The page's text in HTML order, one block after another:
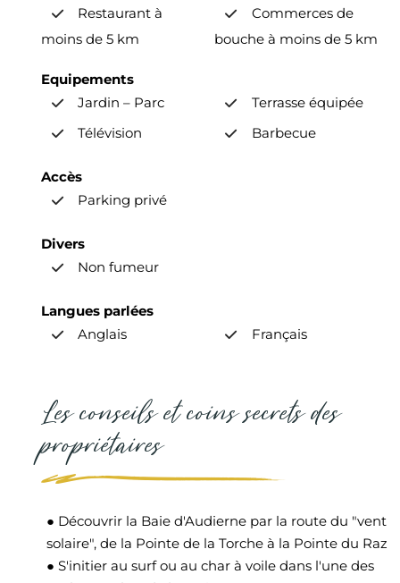
Restaurant à
moins de 5 km
Commerces de
bouche à moins de 5 km
Equipements
Jardin – Parc
Terrasse équipée
Télévision
Barbecue
Accès
Parking privé
Divers
Non fumeur
Langues parlées
Anglais
Français
Les conseils et coins secrets des
propriétaires
● Découvrir la Baie d'Audierne par la route du "vent
solaire", de la Pointe de la Torche à la Pointe du Raz
● S'initier au surf ou au char à voile dans l'une des